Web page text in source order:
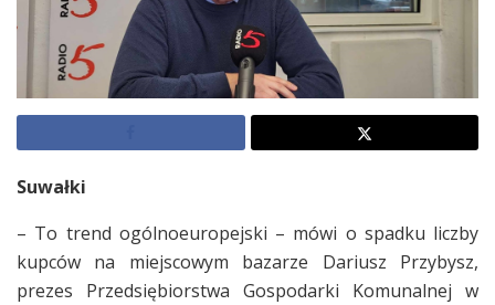
Suwałki
– To trend ogólnoeuropejski – mówi o spadku liczby
kupców na miejscowym bazarze Dariusz Przybysz,
prezes Przedsiębiorstwa Gospodarki Komunalnej w